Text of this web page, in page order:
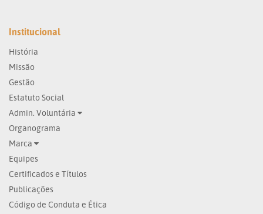
Institucional
História
Missão
Gestão
Estatuto Social
Admin. Voluntária
Organograma
Marca
Equipes
Certificados e Títulos
Publicações
Código de Conduta e Ética